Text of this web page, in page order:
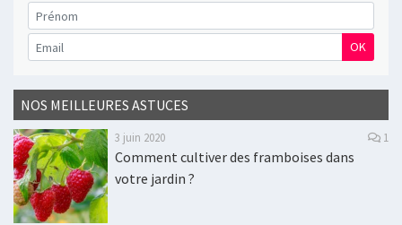
OK
NOS MEILLEURES ASTUCES
3 juin 2020 1
Comment cultiver des framboises dans
votre jardin ?